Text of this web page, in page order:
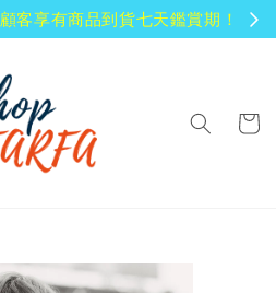
到貨七天鑑賞期！